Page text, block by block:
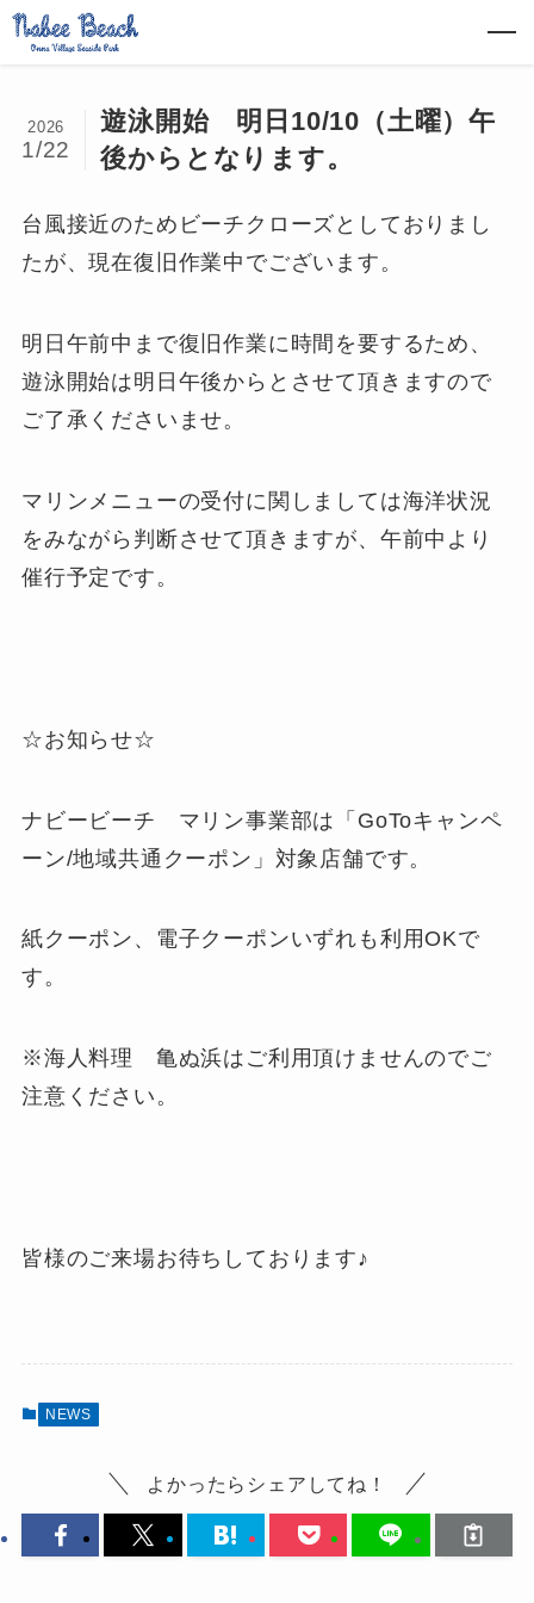
遊泳開始 明日10/10（土曜）午
後からとなります。
2026
1/22
台風接近のためビーチクローズとしておりまし
たが、現在復旧作業中でございます。
明日午前中まで復旧作業に時間を要するため、
遊泳開始は明日午後からとさせて頂きますので
ご了承くださいませ。
マリンメニューの受付に関しましては海洋状況
をみながら判断させて頂きますが、午前中より
催行予定です。
☆お知らせ☆
ナビービーチ マリン事業部は「GoToキャンペ
ーン/地域共通クーポン」対象店舗です。
紙クーポン、電子クーポンいずれも利用OKで
す。
※海人料理 亀ぬ浜はご利用頂けませんのでご
注意ください。
皆様のご来場お待ちしております♪
NEWS
よかったらシェアしてね！